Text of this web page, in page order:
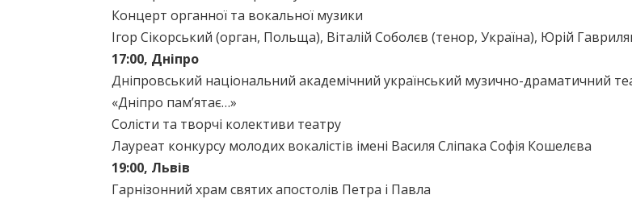
Концерт органної та вокальної музики
Ігор Сікорський (орган, Польща), Віталій Соболєв (тенор, Україна), Юрій
17:00, Дніпро
Дніпровський національний академічний український музично-драматичний
«Дніпро пам’ятає…»
Солісти та творчі колективи театру
Лауреат конкурсу молодих вокалістів імені Василя Сліпака Софія Кошелєва
19:00, Львів
Гарнізонний храм святих апостолів Петра і Павла